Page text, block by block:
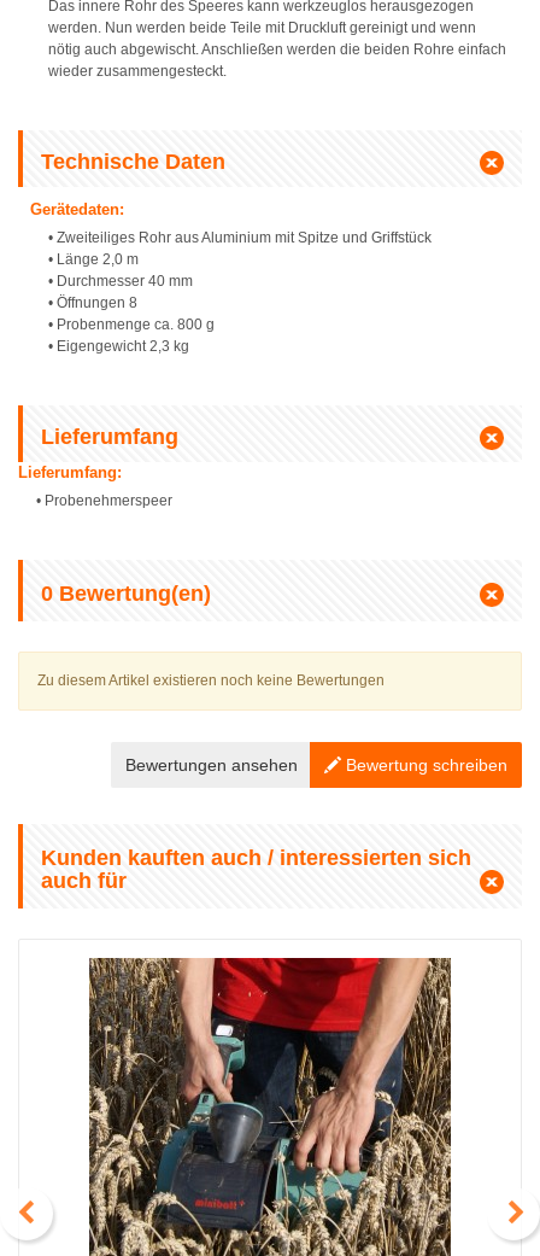
Das innere Rohr des Speeres kann werkzeuglos herausgezogen
werden. Nun werden beide Teile mit Druckluft gereinigt und wenn
nötig auch abgewischt. Anschließen werden die beiden Rohre einfach
wieder zusammengesteckt.
Technische Daten
Gerätedaten:
• Zweiteiliges Rohr aus Aluminium mit Spitze und Griffstück
• Länge 2,0 m
• Durchmesser 40 mm
• Öffnungen 8
• Probenmenge ca. 800 g
• Eigengewicht 2,3 kg
Lieferumfang
Lieferumfang:
• Probenehmerspeer
0 Bewertung(en)
Zu diesem Artikel existieren noch keine Bewertungen
Bewertungen ansehen Bewertung schreiben
Kunden kauften auch / interessierten sich
auch für